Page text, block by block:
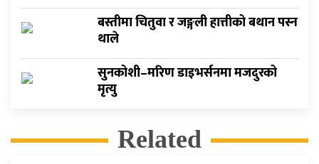
बस्तीमा चितुवा र जङ्गली हात्तीको बथान पस्न
थाले
सुनकोशी–मरिण डाइभर्सनमा मजदुरको
मृत्यु
Related